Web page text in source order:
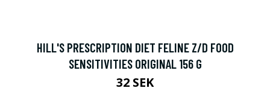
HILL'S PRESCRIPTION DIET FELINE Z/D FOOD
SENSITIVITIES ORIGINAL 156 G
32 SEK